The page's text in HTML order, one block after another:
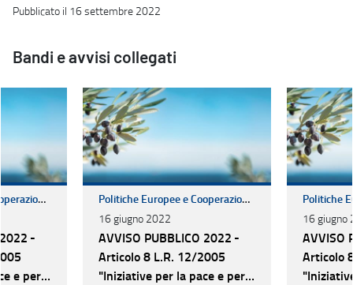
Pubblicato il 16 settembre 2022
Bandi e avvisi collegati
Politiche Europee e Cooperazione Internazionale
-
e per
Politiche Europee e Cooperazione Internazionale
16 giugno 2022
AVVISO PUBBLICO 2022 -
Articolo 8 L.R. 12/2005
"Iniziative per la pace e per
16 giugno
AVVISO
Articolo